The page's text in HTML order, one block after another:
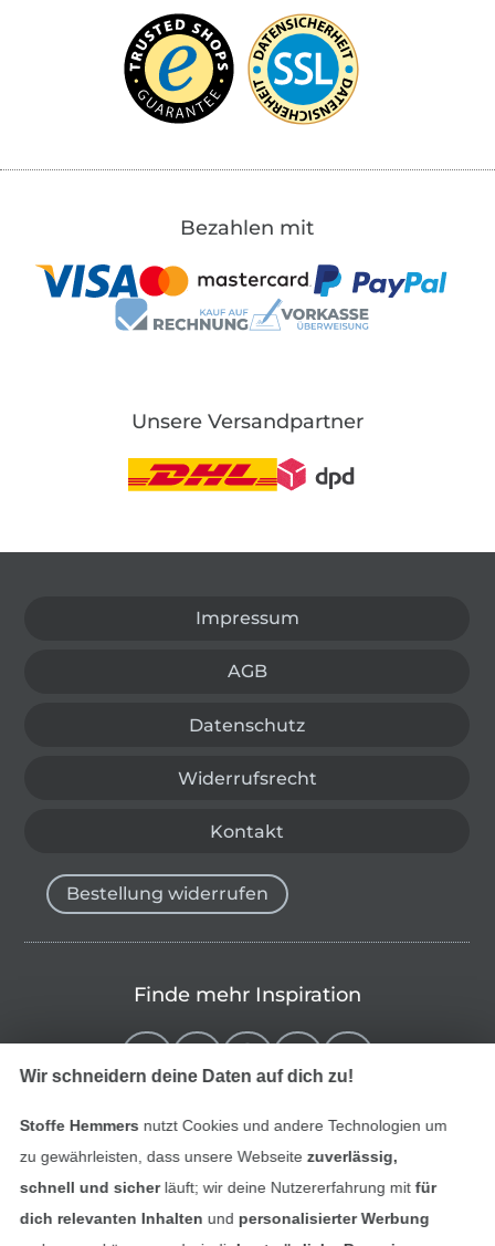
Bezahlen mit
Unsere Versandpartner
Impressum
AGB
Datenschutz
Widerrufsrecht
Kontakt
Bestellung widerrufen
Finde mehr Inspiration
Wir schneidern deine Daten auf dich zu!
Stoffe Hemmers nutzt Cookies und andere Technologien um
zu gewährleisten, dass unsere Webseite zuverlässig,
schnell und sicherläuft; wir deine Nutzererfahrung mitfür
dich relevanten Inhalten und personalisierter Werbung